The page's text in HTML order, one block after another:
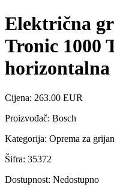
Električna
Tronic 1000
horizontalna
Cijena: 263.00 EUR
Proizvođač: Bosch
Kategorija: Oprema za
Šifra: 35372
Dostupnost: Nedostupno